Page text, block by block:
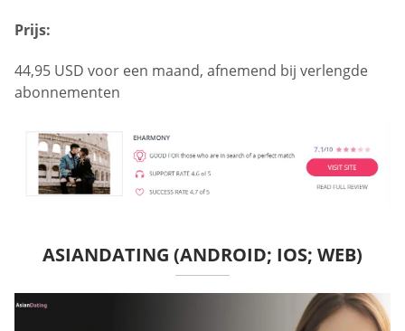
Prijs:
44,95 USD voor een maand, afnemend bij verlengde
abonnementen
ASIANDATING (ANDROID; IOS; WEB)